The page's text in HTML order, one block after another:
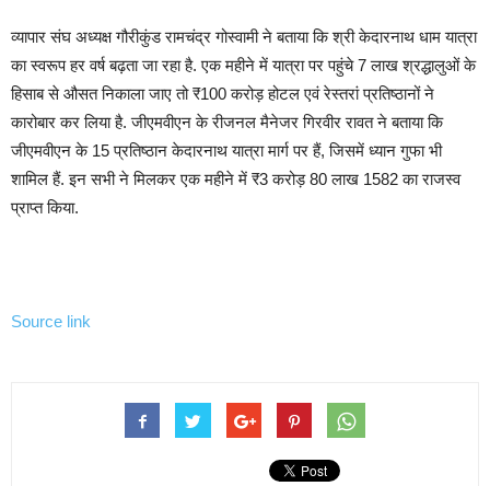
व्यापार संघ अध्यक्ष गौरीकुंड रामचंद्र गोस्वामी ने बताया कि श्री केदारनाथ धाम यात्रा
का स्वरूप हर वर्ष बढ़ता जा रहा है. एक महीने में यात्रा पर पहुंचे 7 लाख श्रद्धालुओं के
हिसाब से औसत निकाला जाए तो ₹100 करोड़ होटल एवं रेस्तरां प्रतिष्ठानों ने
कारोबार कर लिया है. जीएमवीएन के रीजनल मैनेजर गिरवीर रावत ने बताया कि
जीएमवीएन के 15 प्रतिष्ठान केदारनाथ यात्रा मार्ग पर हैं, जिसमें ध्यान गुफा भी
शामिल हैं. इन सभी ने मिलकर एक महीने में ₹3 करोड़ 80 लाख 1582 का राजस्व
प्राप्त किया.
Source link